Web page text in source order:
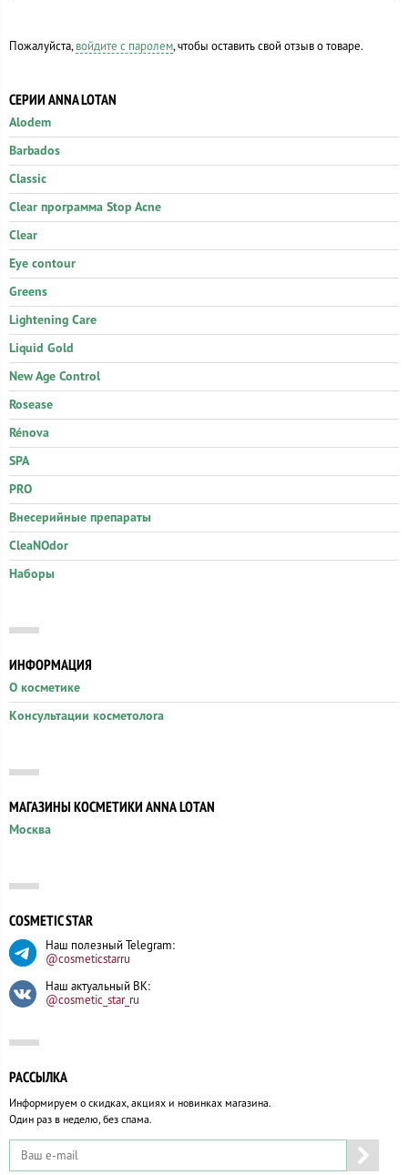
Пожалуйста, войдите с паролем, чтобы оставить свой отзыв о товаре.
СЕРИИ ANNA LOTAN
Alodem
Barbados
Classic
Clear программа Stop Acne
Clear
Eye contour
Greens
Lightening Care
Liquid Gold
New Age Control
Rosease
Rénova
SPA
PRO
Внесерийные препараты
CleaNOdor
Наборы
ИНФОРМАЦИЯ
О косметике
Консультации косметолога
МАГАЗИНЫ КОСМЕТИКИ ANNA LOTAN
Москва
COSMETIC STAR
Наш полезный Telegram:
@cosmeticstarru
Наш актуальный ВК:
@cosmetic_star_ru
РАССЫЛКА
Информируем о скидках, акциях и новинках магазина.
Один раз в неделю, без спама.